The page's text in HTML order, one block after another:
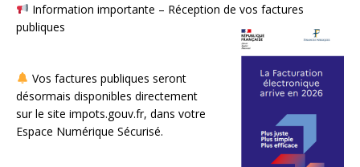
Information importante – Réception de vos factures
publiques
Vos factures publiques seront
désormais disponibles directement
sur le site impots.gouv.fr, dans votre
Espace Numérique Sécurisé.